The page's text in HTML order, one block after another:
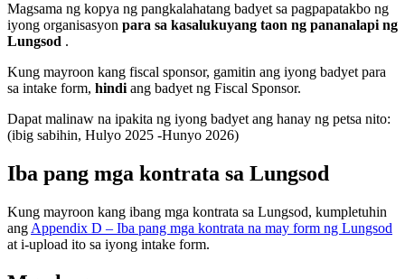
Magsama ng kopya ng pangkalahatang badyet sa pagpapatakbo ng
iyong organisasyon para sa kasalukuyang taon ng pananalapi ng
Lungsod .
Kung mayroon kang fiscal sponsor, gamitin ang iyong badyet para
sa intake form, hindi ang badyet ng Fiscal Sponsor.
Dapat malinaw na ipakita ng iyong badyet ang hanay ng petsa nito:
(ibig sabihin, Hulyo 2025 -Hunyo 2026)
Iba pang mga kontrata sa Lungsod
Kung mayroon kang ibang mga kontrata sa Lungsod, kumpletuhin
ang Appendix D – Iba pang mga kontrata na may form ng Lungsod
at i-upload ito sa iyong intake form.